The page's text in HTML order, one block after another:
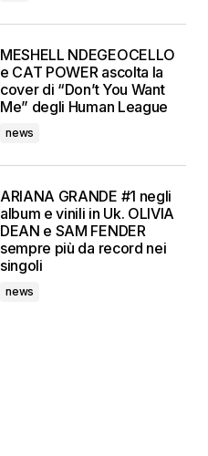
MESHELL NDEGEOCELLO
e CAT POWER ascolta la
cover di “Don’t You Want
Me” degli Human League
news
ARIANA GRANDE #1 negli
album e vinili in Uk. OLIVIA
DEAN e SAM FENDER
sempre più da record nei
singoli
news